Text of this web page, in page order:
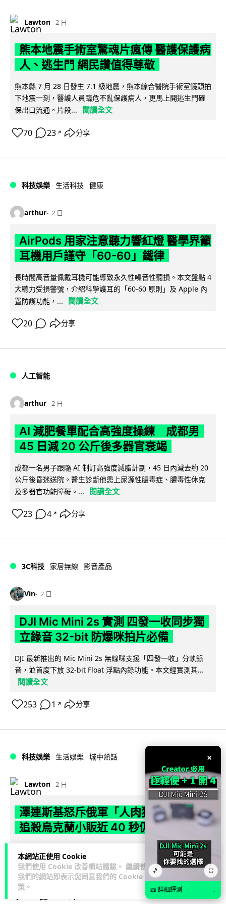
本網站正使用 Cookie
我們使用 Cookie 改善網站體驗。 繼續使用
我們的網站即表示您同意我們的 Cookie 政
策 。
Lawton 2 日
熊本地震手術室驚魂片瘋傳 醫護保護病
人、逃生門 網民讚值得尊敬
熊本縣 7 月 28 日發生 7.1 級地震，熊本綜合醫院手術室鏡頭拍
下地震一刻，醫護人員臨危不亂保護病人，更馬上開逃生門確
保出口流通。片段...
閱讀全文
70 23 ↗ 分享
科技娛樂 生活科技 健康
arthur 2 日
AirPods 用家注意聽力響紅燈 醫學界籲
耳機用戶謹守「60-60」鐵律
長時間高音量佩戴耳機可能導致永久性噪音性聽損。本文盤點 4
大聽力受損警號，介紹科學護耳的「60-60 原則」及 Apple 內
置防護功能，...
閱讀全文
20 分享
人工智能
arthur 2 日
AI 減肥餐單配合高強度操練 成都男
45 日減 20 公斤後多器官衰竭
成都一名男子跟隨 AI 制訂高強度減脂計劃，45 日內減去約 20
公斤後昏迷送院。醫生診斷他患上尿源性膿毒症、膿毒性休克
及多器官功能障礙。...
閱讀全文
23 4 ↗ 分享
3C科技 家居無線 影音產品
Vin 2 日
DJI Mic Mini 2s 實測 四發一收同步獨
立錄音 32-bit 防爆咪拍片必備
DJI 最新推出的 Mic Mini 2s 無線咪支援「四發一收」分軌錄
音，並首度下放 32-bit Float 浮點內錄功能。本文經實測其...
閱讀全文
253 1 ↗ 分享
科技娛樂 生活娛樂 城中熱話
Lawton 2 日
澤連斯基怒斥俄軍「人肉狩獵」 無人機
追殺烏克蘭小販近 40 秒仍被炸傷
烏克蘭克爾松一名 52 歲小販被俄軍無人機追擊近 40 秒後被炸
傷，影片由烏克蘭總統澤連斯基公開。他直斥俄軍對平民進行
「狩獵式」攻擊，烏克蘭... 閱讀全文
×
🎵 ⛶
📖 詳細評測 →